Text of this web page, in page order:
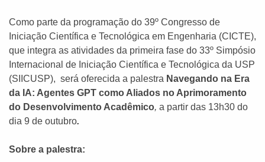
Como parte da programação do 39º Congresso de
Iniciação Científica e Tecnológica em Engenharia (CICTE),
que integra as atividades da primeira fase do 33º Simpósio
Internacional de Iniciação Científica e Tecnológica da USP
(SIICUSP), será oferecida a palestra Navegando na Era
da IA: Agentes GPT como Aliados no Aprimoramento
do Desenvolvimento Acadêmico, a partir das 13h30 do
dia 9 de outubro.
Sobre a palestra: